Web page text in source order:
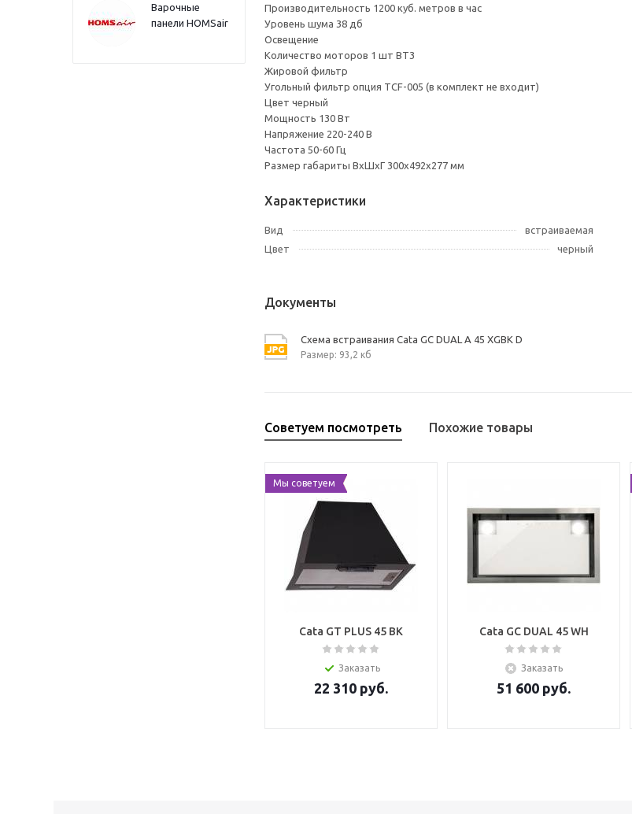
Варочные
панели HOMSair
Производительность 1200 куб. метров в час
Уровень шума 38 дб
Освещение
Количество моторов 1 шт BT3
Жировой фильтр
Угольный фильтр опция TCF-005 (в комплект не входит)
Цвет черный
Мощность 130 Вт
Напряжение 220-240 В
Частота 50-60 Гц
Размер габариты ВхШхГ 300х492х277 мм
Характеристики
Вид
встраиваемая
Цвет
черный
Документы
Схема встраивания Cata GC DUAL A 45 XGBK D
Размер: 93,2 кб
Советуем посмотреть Похожие товары
Мы советуем
Cata GT PLUS 45 BK
Заказать
22 310 руб.
Cata GC DUAL 45 WH
Заказать
51 600 руб.